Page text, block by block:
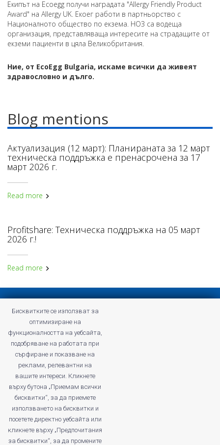
Екипът на Ecoegg получи наградата "Allergy Friendly Product
Award" на Allergy UK. Екоег работи в партньорство с
Националното общество по екзема. НОЗ са водеща
организация, представляваща интересите на страдащите от
екземи пациенти в цяла Великобритания.
Ние, от EcoEgg Bulgaria, искаме всички да живеят
здравословно и дълго.
Blog mentions
Актуализация (12 март): Планираната за 12 март
техническа поддръжка е пренасрочена за 17
март 2026 г.
Read more
Profitshare: Техническа поддръжка на 05 март
2026 г.!
Read more
Terms and Conditions of Profitshare
Frequently asked questions
Privacy policy
profitshare.ro
profitshare.bg
© 2026Conversion Marketing SRL
Бисквитките се използват за
оптимизиране на
функционалността на уебсайта,
подобряване на работата при
сърфиране и показване на
реклами, релевантни на
вашите интереси. Кликнете
върху бутона „Приемам всички
бисквитки“, за да приемете
използването на бисквитки и
посетете директно уебсайта или
кликнете върху „Предпочитания
за бисквитки“, за да промените